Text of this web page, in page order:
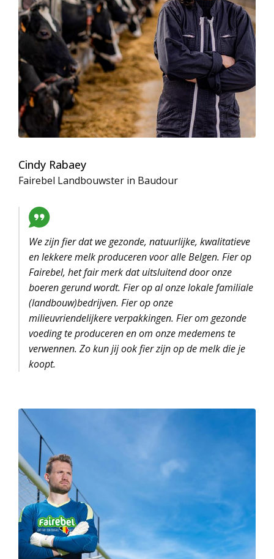
Cindy Rabaey
Fairebel Landbouwster in Baudour
We zijn fier dat we gezonde, natuurlijke, kwalitatieve
en lekkere melk produceren voor alle Belgen. Fier op
Fairebel, het fair merk dat uitsluitend door onze
boeren gerund wordt. Fier op al onze lokale familiale
(landbouw)bedrijven. Fier op onze
milieuvriendelijkere verpakkingen. Fier om gezonde
voeding te produceren en om onze medemens te
verwennen. Zo kun jij ook fier zijn op de melk die je
koopt.